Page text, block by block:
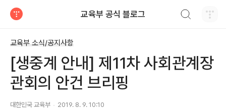
교육부 공식 블로그
교육부 소식/공지사항
[생중계 안내] 제11차 사회관계장
관회의 안건 브리핑
대한민국 교육부 2019. 8. 9. 10:10